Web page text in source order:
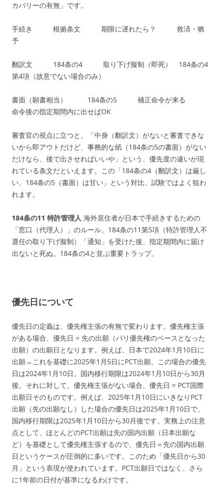
カバリーの有無」です。
手続き 根拠条文 期限に遅れたら？ 救済・猶
予
翻訳文 184条の4 取り下げ擬制（即死） 184条の4
第4項（故意でない場合のみ）
書面（願書相当） 184条の5 補正命令が来る
命令後の指定期間内に出せばOK
審査官の視点に立つと、「中身（翻訳文）がないと審査できな
いから即アウトだけど、事務的な紙（184条の5の書面）がない
だけなら、後で出させればいいや」という、優先度の違いが現
れている条文だといえます。この「184条の4（翻訳文）は厳し
い、184条の5（書面）は甘い」という対比、試験ではよく狙わ
れます。
184条の11 特許管理人 海外居住者が日本で手続きするための
「窓口（代理人）」のルール。184条の11第5項（特許管理人不
選任の取り下げ擬制）「通知」を受けた後、指定期間内に届け
出ないと死ぬ。184条の4と並ぶ重要トラップ。
優先日について
優先日の定義は、優先権主張の有無で変わります。優先権主張
がある場合、優先日 = 先の出願（パリ優先権のベースとなった
出願）の出願日となります。例えば、日本で2024年1月10日に
出願→これを基礎に2025年1月5日にPCT出願。この場合の優先
日は2024年1月10日。国内移行期限は2024年1月10日から30月
後。それに対して、優先権主張がない場合、優先日 = PCT国際
出願日そのものです。例えば、2025年1月10日にいきなりPCT
出願（先の出願なし）した場合の優先日は2025年1月10日で、
国内移行期限は2025年1月10日から30月後です。実務上の注意
点として、ほとんどのPCT出願は先の国内出願（日本出願な
ど）を基礎として優先権主張するので、優先日＝先の国内出願
日というケースが圧倒的に多いです。このため「優先日から30
月」という表現が使われています。PCT出願日ではなく、さら
に1年前の日付が基準になるわけです。